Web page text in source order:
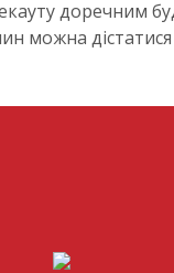
доречним
можна